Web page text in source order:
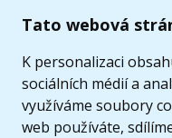
Tato webová
K personalizaci
sociálních médií a
využíváme soubory
web používáte,